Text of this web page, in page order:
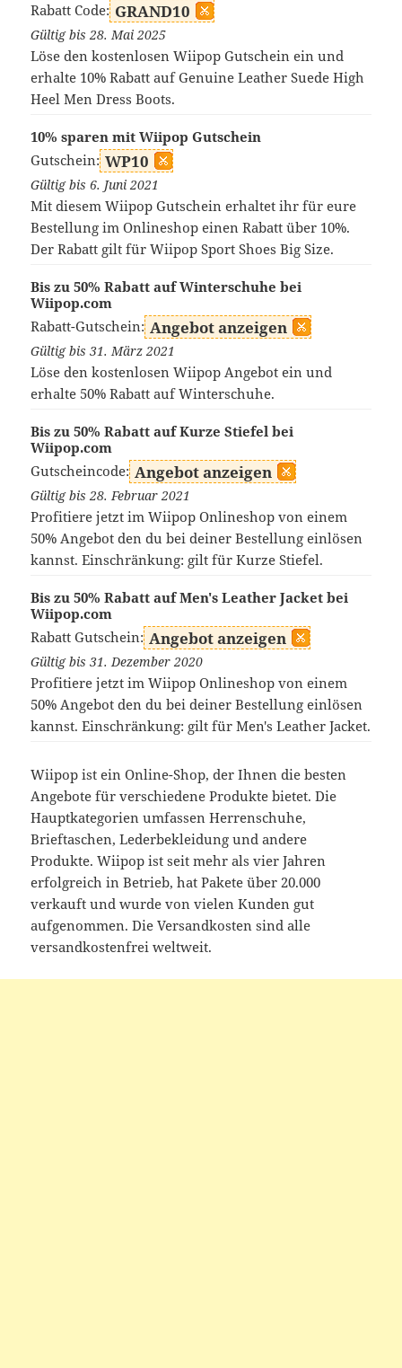
Rabatt Code: GRAND10
Gültig bis 28. Mai 2025
Löse den kostenlosen Wiipop Gutschein ein und
erhalte 10% Rabatt auf Genuine Leather Suede High
Heel Men Dress Boots.
10% sparen mit Wiipop Gutschein
Gutschein: WP10
Gültig bis 6. Juni 2021
Mit diesem Wiipop Gutschein erhaltet ihr für eure
Bestellung im Onlineshop einen Rabatt über 10%.
Der Rabatt gilt für Wiipop Sport Shoes Big Size.
Bis zu 50% Rabatt auf Winterschuhe bei
Wiipop.com
Rabatt-Gutschein: Angebot anzeigen
Gültig bis 31. März 2021
Löse den kostenlosen Wiipop Angebot ein und
erhalte 50% Rabatt auf Winterschuhe.
Bis zu 50% Rabatt auf Kurze Stiefel bei
Wiipop.com
Gutscheincode: Angebot anzeigen
Gültig bis 28. Februar 2021
Profitiere jetzt im Wiipop Onlineshop von einem
50% Angebot den du bei deiner Bestellung einlösen
kannst. Einschränkung: gilt für Kurze Stiefel.
Bis zu 50% Rabatt auf Men's Leather Jacket bei
Wiipop.com
Rabatt Gutschein: Angebot anzeigen
Gültig bis 31. Dezember 2020
Profitiere jetzt im Wiipop Onlineshop von einem
50% Angebot den du bei deiner Bestellung einlösen
kannst. Einschränkung: gilt für Men's Leather Jacket.
Wiipop ist ein Online-Shop, der Ihnen die besten
Angebote für verschiedene Produkte bietet. Die
Hauptkategorien umfassen Herrenschuhe,
Brieftaschen, Lederbekleidung und andere
Produkte. Wiipop ist seit mehr als vier Jahren
erfolgreich in Betrieb, hat Pakete über 20.000
verkauft und wurde von vielen Kunden gut
aufgenommen. Die Versandkosten sind alle
versandkostenfrei weltweit.